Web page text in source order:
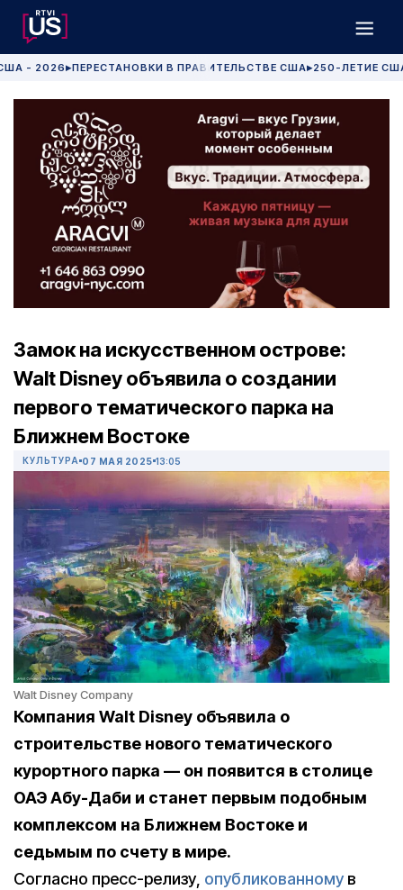
- 2026 ▶ПЕРЕСТАНОВКИ В ПРАВИТЕЛЬСТВЕ США▶250-ЛЕТИЕ
Замок на искусственном острове:
Walt Disney объявила о создании
первого тематического парка на
Ближнем Востоке
КУЛЬТУРА 07 МАЯ 2025 13:05
Walt Disney Company
Компания Walt Disney объявила о
строительстве нового тематического
курортного парка — он появится в столице
ОАЭ Абу-Даби и станет первым подобным
комплексом на Ближнем Востоке и
седьмым по счету в мире.
Согласно пресс-релизу, опубликованному в